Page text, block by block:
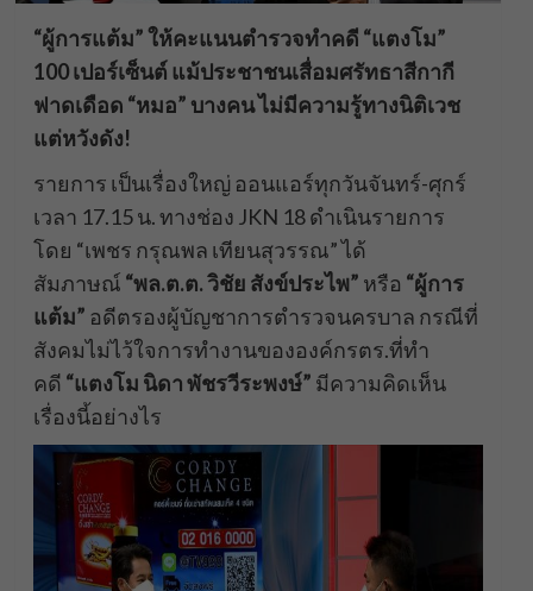
“ผู้การแต้ม” ให้คะแนนตำรวจทำคดี “แตงโม”
100 เปอร์เซ็นต์ แม้ประชาชนเสื่อมศรัทธาสีกากี
ฟาดเดือด “หมอ” บางคน ไม่มีความรู้ทางนิติเวช
แต่หวังดัง!
รายการ เป็นเรื่องใหญ่ ออนแอร์ทุกวันจันทร์-ศุกร์
เวลา 17.15 น. ทางช่อง JKN 18 ดำเนินรายการ
โดย “เพชร กรุณพล เทียนสุวรรณ” ได้
สัมภาษณ์ “พล.ต.ต. วิชัย สังข์ประไพ” หรือ “ผู้การ
แต้ม” อดีตรองผู้บัญชาการตำรวจนครบาล กรณีที่
สังคมไม่ไว้ใจการทำงานขององค์กรตร.ที่ทำ
คดี “แตงโม นิดา พัชรวีระพงษ์” มีความคิดเห็น
เรื่องนี้อย่างไร